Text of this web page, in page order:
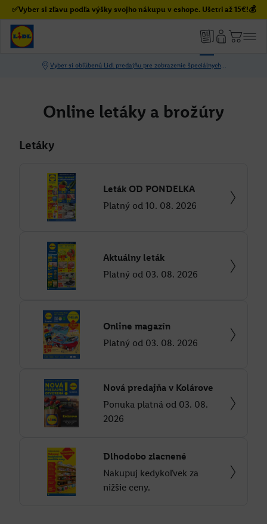
✅Vyber si zľavu podľa výšky svojho nákupu v eshope. Ušetri až 15€!💰
Online letáky a brožúry
Letáky
Leták OD PONDELKA
Platný od 10. 08. 2026
Aktuálny leták
Platný od 03. 08. 2026
Online magazín
Platný od 03. 08. 2026
Nová predajňa v Kolárove
Ponuka platná od 03. 08.
2026
Dlhodobo zlacnené
Nakupuj kedykoľvek za
nižšie ceny.